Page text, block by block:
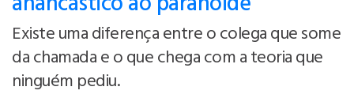
Existe uma diferença entre o colega que some
da chamada e o que chega com a teoria que
ninguém pediu.